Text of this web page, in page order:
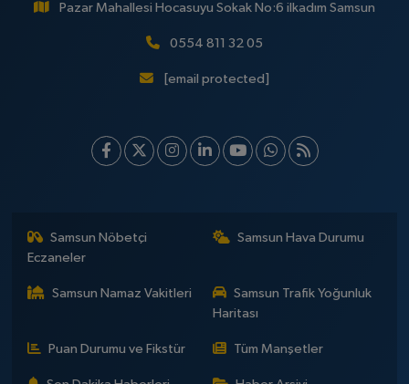
Pazar Mahallesi Hocasuyu Sokak No:6 ilkadım Samsun
0554 811 32 05
[email protected]
Samsun Nöbetçi
Eczaneler
Samsun Hava Durumu
Samsun Namaz Vakitleri
Samsun Trafik Yoğunluk
Haritası
Puan Durumu ve Fikstür Tüm Manşetler